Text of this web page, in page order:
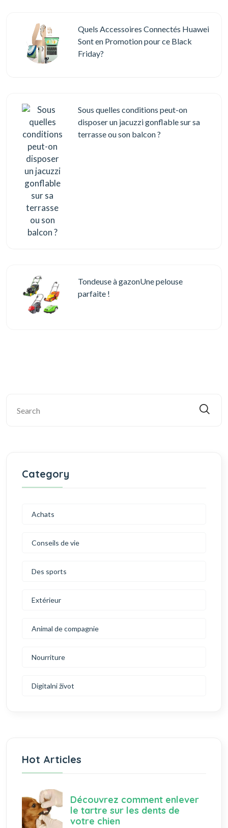
Quels Accessoires Connectés Huawei
Sont en Promotion pour ce Black
Friday?
Sous quelles conditions peut-on
disposer un jacuzzi gonflable sur sa
terrasse ou son balcon ?
Tondeuse à gazonUne pelouse
parfaite !
Category
Achats
Conseils de vie
Des sports
Extérieur
Animal de compagnie
Nourriture
Digitalni život
Hot Articles
Découvrez comment enlever
le tartre sur les dents de
votre chien